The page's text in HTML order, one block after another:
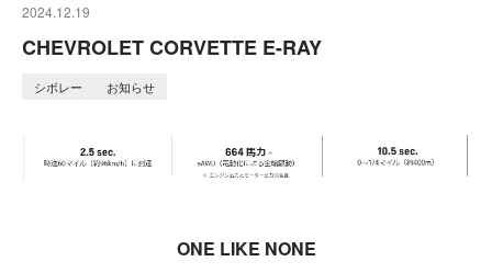
2024.12.19
CHEVROLET CORVETTE E-RAY
シボレー お知らせ
ONE LIKE NONE